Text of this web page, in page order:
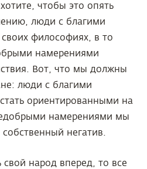
чтобы это опять
люди с благими
философиях, в то
намерениями
Вот, что мы должны
люди с благими
ориентированными на
намерениями мы
негатив.
народ вперед, то все